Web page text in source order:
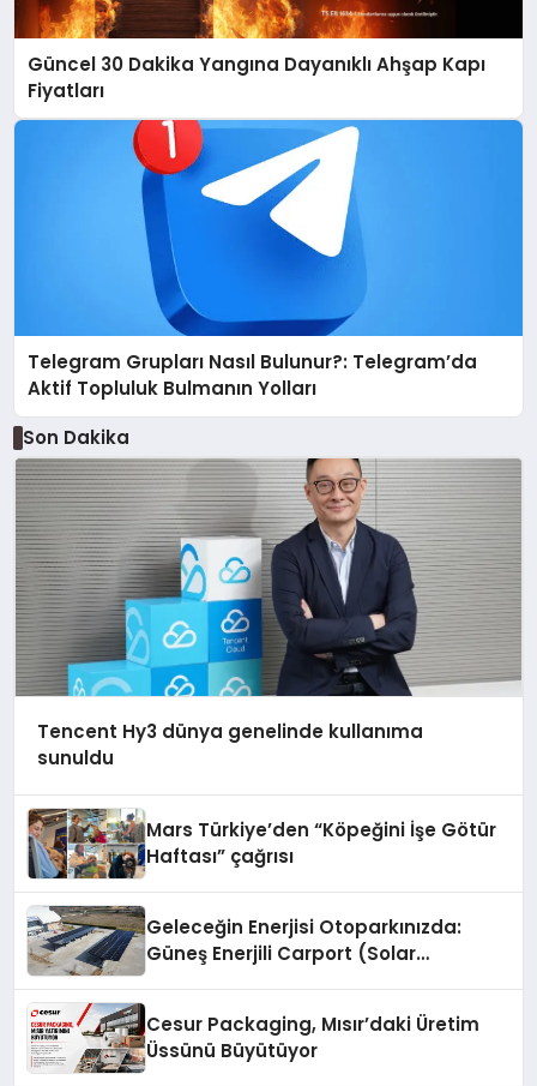
Güncel 30 Dakika Yangına Dayanıklı Ahşap Kapı
Fiyatları
Telegram Grupları Nasıl Bulunur?: Telegram’da
Aktif Topluluk Bulmanın Yolları
Son Dakika
Tencent Hy3 dünya genelinde kullanıma
sunuldu
Mars Türkiye’den “Köpeğini İşe Götür
Haftası” çağrısı
Geleceğin Enerjisi Otoparkınızda:
Güneş Enerjili Carport (Solar
Cesur Packaging, Mısır’daki Üretim
Üssünü Büyütüyor